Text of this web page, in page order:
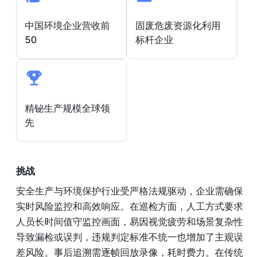
中国环境企业营收前
50
固废危废资源化利用
标杆企业
精铋生产规模全球领
先
挑战
安全生产与环境保护行业受严格法规驱动，企业需确保
实时风险监控和高效响应。在巡检方面，人工方式要求
人员长时间值守监控画面，易因视觉疲劳和场景复杂性
导致漏检或误判，违规判定标准不统一也增加了主观误
差风险。事后追溯需逐帧回放录像，耗时费力。在传统